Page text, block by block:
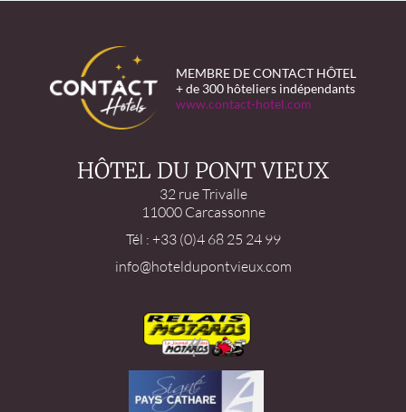
MEMBRE DE CONTACT HÔTEL
+ de 300 hôteliers indépendants
www.contact-hotel.com
HÔTEL DU PONT VIEUX
32 rue Trivalle
11000 Carcassonne
Tél : +33 (0)4 68 25 24 99
info@hoteldupontvieux.com